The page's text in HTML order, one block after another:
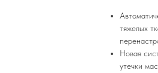
тяжелых
Новая
утечки